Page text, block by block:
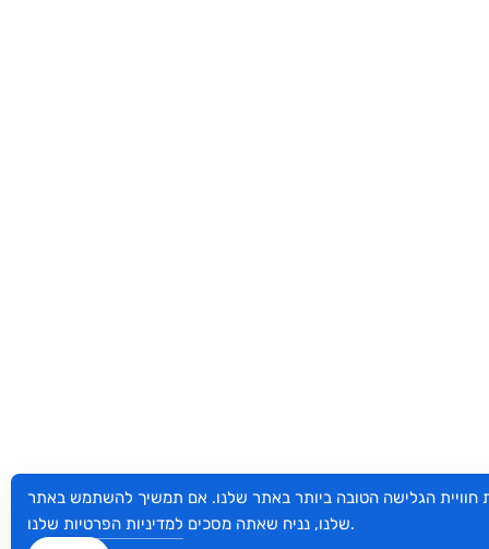
חוויית הגלישה הטובה ביותר באתר שלנו. אם תמשיך להשתמש באתר
שלנו, נניח שאתה מסכים למדיניות הפרטיות שלנו.